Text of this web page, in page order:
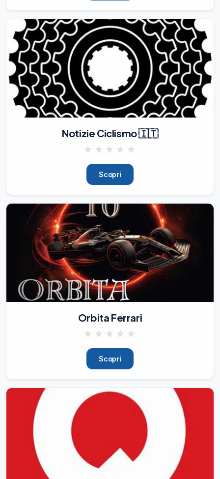
Notizie Ciclismo 🇮🇹
★ ★ ★ ★ ★
Scopri
Orbita Ferrari
★ ★ ★ ★ ★
Scopri